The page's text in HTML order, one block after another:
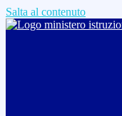
Salta al contenuto